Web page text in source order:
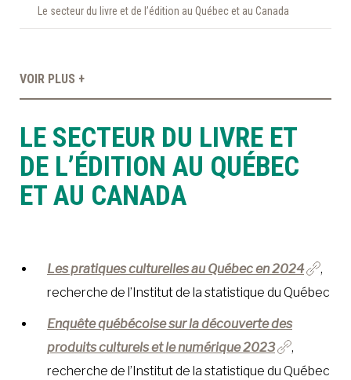
PERFECTIONNEMENT
ET SERVICES AUX MEMBRES
À LA POINTE DE LA PROFESSION
CALENDRIER
À PROPOS DEVENIR MEMBRE
Le secteur du livre et de l’édition au Québec et au Canada
LE SECTEUR DU LIVRE ET
DE L’ÉDITION AU QUÉBEC
ET AU CANADA
Les pratiques culturelles au Québec en 2024
,
recherche de l’Institut de la statistique du Québec
Enquête québécoise sur la découverte des
produits culturels et le numérique 2023
,
recherche de l’Institut de la statistique du Québec
VOIR PLUS +